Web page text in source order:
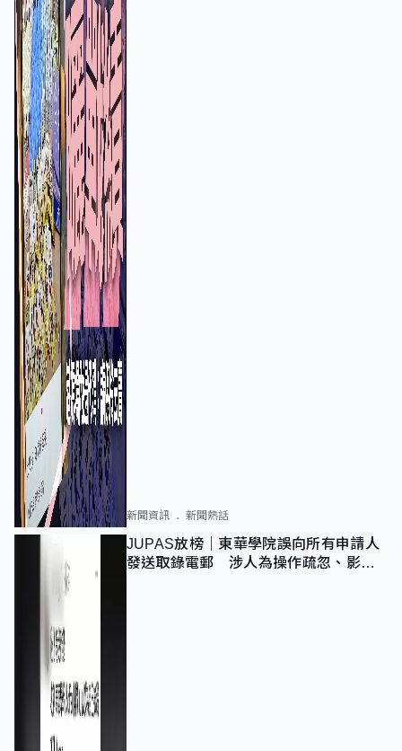
新聞資訊 新聞熱話
JUPAS放榜｜東華學院誤向所有申請人
發送取錄電郵 涉人為操作疏忽、影響